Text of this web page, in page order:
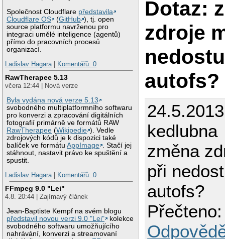
Společnost Cloudflare představila
Cloudflare OS
(GitHub ), tj. open
source platformu navrženou pro
integraci umělé inteligence (agentů)
přímo do pracovních procesů
organizací.
Ladislav Hagara| Komentářů: 0
RawTherapee 5.13
včera 12:44 | Nová verze
Byla vydána nová verze 5.13
svobodného multiplatformního softwaru
pro konverzi a zpracování digitálních
fotografií primárně ve formátů RAW
RawTherapee (Wikipedie ). Vedle
zdrojových kódů je k dispozici také
balíček ve formátuAppImage
. Stačí jej
stáhnout, nastavit právo ke spuštění a
spustit.
Ladislav Hagara| Komentářů: 0
FFmpeg 9.0 "Lei"
4.8. 20:44 | Zajímavý článek
Jean-Baptiste Kempf na svém blogu
představil novou verzi 9.0 "Lei"
kolekce
svobodného softwaru umožňujícího
nahrávání, konverzi a streamovaní
Dotaz:
zdroje
autofs?
kedlubna
změna
při
autofs?